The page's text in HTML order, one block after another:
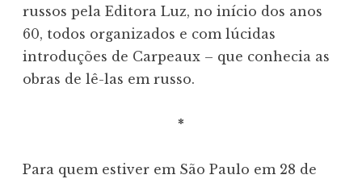
russos pela Editora Luz, no início dos anos
60, todos organizados e com lúcidas
introduções de Carpeaux – que conhecia as
obras de lê-las em russo.
*
Para quem estiver em São Paulo em 28 de